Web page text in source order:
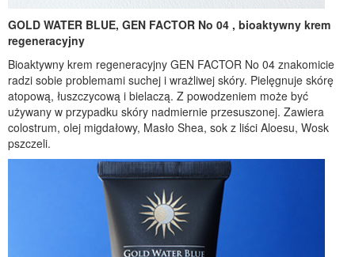
GOLD WATER BLUE, GEN FACTOR No 04 , bioaktywny krem
regeneracyjny
Bioaktywny krem regeneracyjny GEN FACTOR No 04 znakomicie
radzi sobie problemami suchej i wrażliwej skóry. Pielęgnuje skórę
atopową, łuszczycową i bielaczą. Z powodzeniem może być
używany w przypadku skóry nadmiernie przesuszonej. Zawiera
colostrum, olej migdałowy, Masło Shea, sok z liści Aloesu, Wosk
pszczeli.